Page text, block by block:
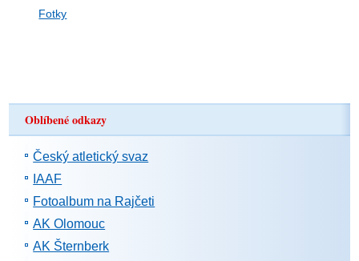
Fotky
Oblíbené odkazy
Český atletický svaz
IAAF
Fotoalbum na Rajčeti
AK Olomouc
AK Šternberk